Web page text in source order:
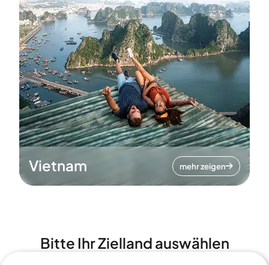
Vietnam mehr zeigen
Bitte Ihr Zielland auswählen